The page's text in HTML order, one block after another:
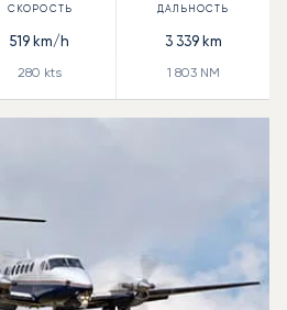
519 km/h
280 kts
3 339km
1 803NM